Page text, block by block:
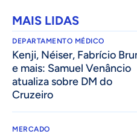
MAIS LIDAS
DEPARTAMENTO MÉDICO
Kenji, Néiser, Fabrício
e mais: Samuel Venâncio
atualiza sobre DM do
Cruzeiro
MERCADO